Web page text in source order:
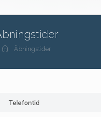
Åbningstider
Telefontid